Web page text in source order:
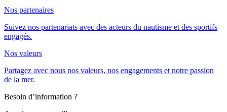
Nos partenaires
Suivez nos partenariats avec des acteurs du nautisme et des sportifs
engagés.
Nos valeurs
Partagez avec nous nos valeurs, nos engagements et notre passion
de la mer.
Besoin d’information ?